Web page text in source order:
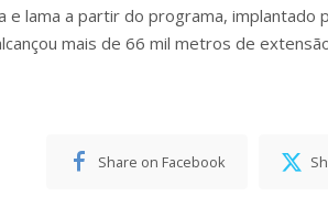
e lama a partir do programa, implantado
mais de 66 mil metros de
Share on Facebook